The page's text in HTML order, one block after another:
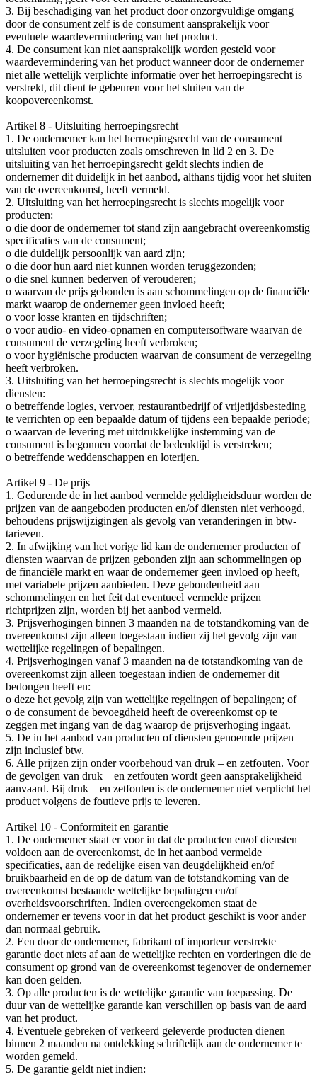
3. Bij beschadiging van het product door onzorgvuldige omgang
door de consument zelf is de consument aansprakelijk voor
eventuele waardevermindering van het product.
4. De consument kan niet aansprakelijk worden gesteld voor
waardevermindering van het product wanneer door de ondernemer
niet alle wettelijk verplichte informatie over het herroepingsrecht is
verstrekt, dit dient te gebeuren voor het sluiten van de
koopovereenkomst.
Artikel 8 - Uitsluiting herroepingsrecht
1. De ondernemer kan het herroepingsrecht van de consument
uitsluiten voor producten zoals omschreven in lid 2 en 3. De
uitsluiting van het herroepingsrecht geldt slechts indien de
ondernemer dit duidelijk in het aanbod, althans tijdig voor het sluiten
van de overeenkomst, heeft vermeld.
2. Uitsluiting van het herroepingsrecht is slechts mogelijk voor
producten:
o die door de ondernemer tot stand zijn aangebracht overeenkomstig
specificaties van de consument;
o die duidelijk persoonlijk van aard zijn;
o die door hun aard niet kunnen worden teruggezonden;
o die snel kunnen bederven of verouderen;
o waarvan de prijs gebonden is aan schommelingen op de financiële
markt waarop de ondernemer geen invloed heeft;
o voor losse kranten en tijdschriften;
o voor audio- en video-opnamen en computersoftware waarvan de
consument de verzegeling heeft verbroken;
o voor hygiënische producten waarvan de consument de verzegeling
heeft verbroken.
3. Uitsluiting van het herroepingsrecht is slechts mogelijk voor
diensten:
o betreffende logies, vervoer, restaurantbedrijf of vrijetijdsbesteding
te verrichten op een bepaalde datum of tijdens een bepaalde periode;
o waarvan de levering met uitdrukkelijke instemming van de
consument is begonnen voordat de bedenktijd is verstreken;
o betreffende weddenschappen en loterijen.
Artikel 9 - De prijs
1. Gedurende de in het aanbod vermelde geldigheidsduur worden de
prijzen van de aangeboden producten en/of diensten niet verhoogd,
behoudens prijswijzigingen als gevolg van veranderingen in btw-
tarieven.
2. In afwijking van het vorige lid kan de ondernemer producten of
diensten waarvan de prijzen gebonden zijn aan schommelingen op
de financiële markt en waar de ondernemer geen invloed op heeft,
met variabele prijzen aanbieden. Deze gebondenheid aan
schommelingen en het feit dat eventueel vermelde prijzen
richtprijzen zijn, worden bij het aanbod vermeld.
3. Prijsverhogingen binnen 3 maanden na de totstandkoming van de
overeenkomst zijn alleen toegestaan indien zij het gevolg zijn van
wettelijke regelingen of bepalingen.
4. Prijsverhogingen vanaf 3 maanden na de totstandkoming van de
overeenkomst zijn alleen toegestaan indien de ondernemer dit
bedongen heeft en:
o deze het gevolg zijn van wettelijke regelingen of bepalingen; of
o de consument de bevoegdheid heeft de overeenkomst op te
zeggen met ingang van de dag waarop de prijsverhoging ingaat.
5. De in het aanbod van producten of diensten genoemde prijzen
zijn inclusief btw.
6. Alle prijzen zijn onder voorbehoud van druk – en zetfouten. Voor
de gevolgen van druk – en zetfouten wordt geen aansprakelijkheid
aanvaard. Bij druk – en zetfouten is de ondernemer niet verplicht het
product volgens de foutieve prijs te leveren.
Artikel 10 - Conformiteit en garantie
1. De ondernemer staat er voor in dat de producten en/of diensten
voldoen aan de overeenkomst, de in het aanbod vermelde
specificaties, aan de redelijke eisen van deugdelijkheid en/of
bruikbaarheid en de op de datum van de totstandkoming van de
overeenkomst bestaande wettelijke bepalingen en/of
overheidsvoorschriften. Indien overeengekomen staat de
ondernemer er tevens voor in dat het product geschikt is voor ander
dan normaal gebruik.
2. Een door de ondernemer, fabrikant of importeur verstrekte
garantie doet niets af aan de wettelijke rechten en vorderingen die de
consument op grond van de overeenkomst tegenover de ondernemer
kan doen gelden.
3. Op alle producten is de wettelijke garantie van toepassing. De
duur van de wettelijke garantie kan verschillen op basis van de aard
van het product.
4. Eventuele gebreken of verkeerd geleverde producten dienen
binnen 2 maanden na ontdekking schriftelijk aan de ondernemer te
worden gemeld.
5. De garantie geldt niet indien: